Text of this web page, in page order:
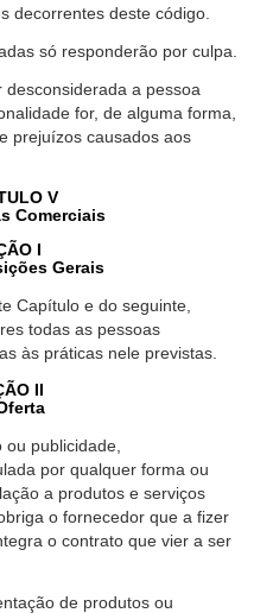
decorrentes deste código.
só responderão por culpa.
desconsiderada a pessoa
for, de alguma forma,
prejuízos causados aos
V
Comerciais
I
Gerais
Capítulo e do seguinte,
todas as pessoas
às práticas nele previstas.
II
publicidade,
por qualquer forma ou
a produtos e serviços
o fornecedor que a fizer
o contrato que vier a ser
de produtos ou